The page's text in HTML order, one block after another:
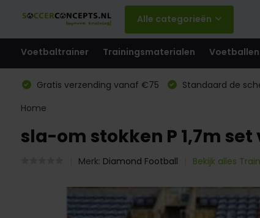
Alle categorieën
Voetbaltrainer Trainingsmaterialen Voetballen
Gratis verzending vanaf €75 Standaard de
Home
sla-om stokken P 1,7m set
Merk: Diamond Football Bekijk alles